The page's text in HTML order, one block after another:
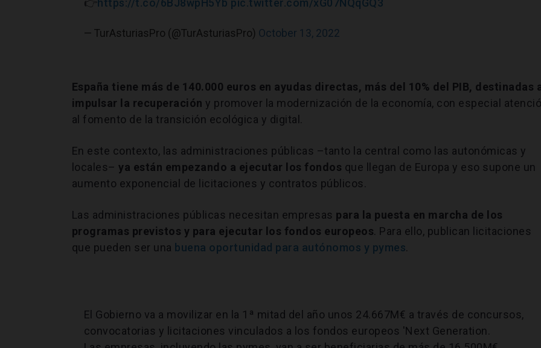
— TurAsturiasPro (@TurAsturiasPro) October 13, 2022
España tiene más de 140.000 euros en ayudas directas, más del 10% del PIB, destinadas
impulsar la recuperación y promover la modernización de la economía, con especial
al fomento de la transición ecológica y digital.
En este contexto, las administraciones públicas –tanto la central como las autonómicas y
locales– ya están empezando a ejecutar los fondos que llegan de Europa y eso supone un
aumento exponencial de licitaciones y contratos públicos.
Las administraciones públicas necesitan empresas para la puesta en marcha de los
programas previstos y para ejecutar los fondos europeos. Para ello, publican licitaciones
que pueden ser una buena oportunidad para autónomos y pymes.
El Gobierno va a movilizar en la 1ª mitad del año unos 24.667M€ a través de concursos,
convocatorias y licitaciones vinculados a los fondos europeos 'Next Generation.